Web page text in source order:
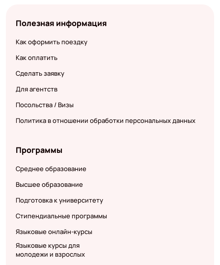
Полезная информация
Как оформить поездку
Как оплатить
Сделать заявку
Для агентств
Посольства / Визы
Политика в отношении обработки персональных данных
Программы
Среднее образование
Высшее образование
Подготовка к университету
Стипендиальные программы
Языковые онлайн-курсы
Языковые курсы для
молодежи и взрослых